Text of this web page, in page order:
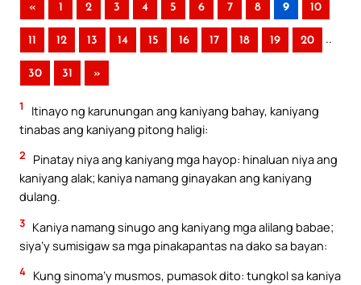
« 1 2 3 4 5 6 7 8 9 10
11 12 13 14 15 16 17 18 19 20 ..
30 31 »
1
Itinayo ng karunungan ang kaniyang bahay, kaniyang
tinabas ang kaniyang pitong haligi:
2
Pinatay niya ang kaniyang mga hayop: hinaluan niya ang
kaniyang alak; kaniya namang ginayakan ang kaniyang
dulang.
3 Kaniya namang sinugo ang kaniyang mga alilang babae;
siya’y sumisigaw sa mga pinakapantas na dako sa bayan:
4 Kung sinoma’y musmos, pumasok dito: tungkol sa kaniya